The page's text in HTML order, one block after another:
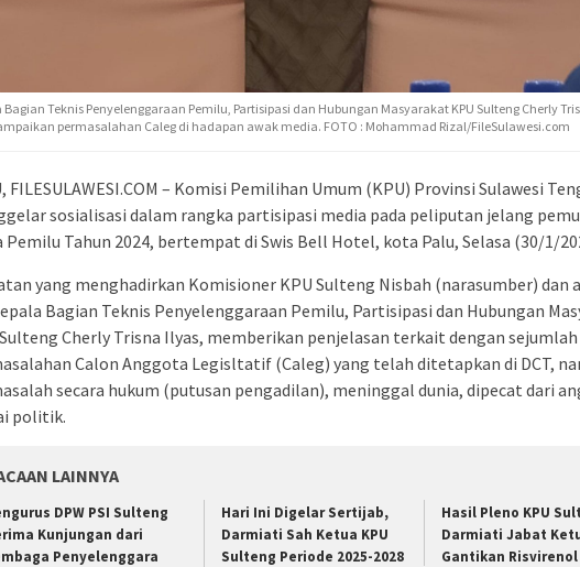
Bagian Teknis Penyelenggaraan Pemilu, Partisipasi dan Hubungan Masyarakat KPU Sulteng Cherly
permasalahan Caleg di hadapan awak media. FOTO : Mohammad Rizal/FileSulawesi.com
FILESULAWESI.COM – Komisi Pemilihan Umum (KPU) Provinsi Sulawesi
sosialisasi dalam rangka partisipasi media pada peliputan jelang
Pemilu Tahun 2024, bertempat di Swis Bell Hotel, kota Palu, Selasa (30/1/
yang menghadirkan Komisioner KPU Sulteng Nisbah (narasumber) dan
Bagian Teknis Penyelenggaraan Pemilu, Partisipasi dan Hubungan
Cherly Trisna Ilyas, memberikan penjelasan terkait dengan sejumlah
Calon Anggota Legisltatif (Caleg) yang telah ditetapkan di DCT,
secara hukum (putusan pengadilan), meninggal dunia, dipecat dari
politik.
LAINNYA
DPW PSI Sulteng
Kunjungan dari
Penyelenggara
Hari Ini Digelar Sertijab,
Darmiati Sah Ketua KPU
Sulteng Periode 2025-2028
Hasil Pleno KPU
Darmiati Jabat
Gantikan Risvirenol